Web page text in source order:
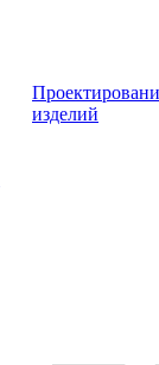
изделий